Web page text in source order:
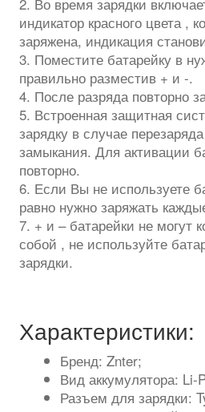
индикатор красного цвета ,
заряжена, индикация
3. Поместите батарейку в
правильно разместив + и -.
4. После разряда повторно
5. Встроенная защитная
зарядку в случае
замыкания. Для активации
повторно.
6. Если Вы не используете
равно нужно заряжать
7. + и – батарейки не могут
собой , не используйте
зарядки.
Характеристики:
Бренд: Znter;
Вид аккумулятора: Li-
Разъем для зарядки: